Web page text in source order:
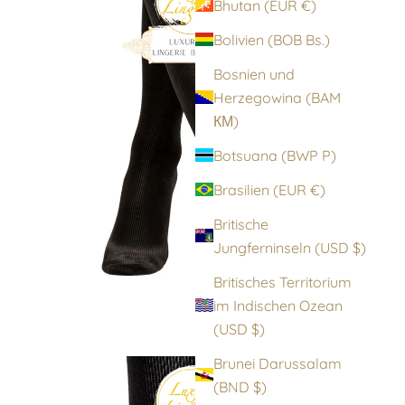
Bhutan (EUR €)
Bolivien (BOB Bs.)
Bosnien und
Herzegowina (BAM
КМ)
Botsuana (BWP P)
Brasilien (EUR €)
Britische
Jungferninseln (USD $)
Britisches Territorium
im Indischen Ozean
(USD $)
Brunei Darussalam
(BND $)